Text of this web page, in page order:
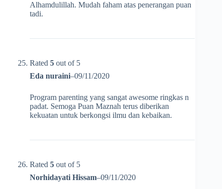
Alhamdulillah. Mudah faham atas penerangan puan
tadi.
Rated 5 out of 5
Eda nuraini–09/11/2020
Program parenting yang sangat awesome ringkas n
padat. Semoga Puan Maznah terus diberikan
kekuatan untuk berkongsi ilmu dan kebaikan.
Rated 5 out of 5
Norhidayati Hissam–09/11/2020